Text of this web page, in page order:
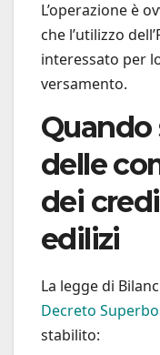
L’operazione è
che l’utilizzo
interessato per
versamento.
delle
dei
edilizi
La legge di
Decreto
stabilito: